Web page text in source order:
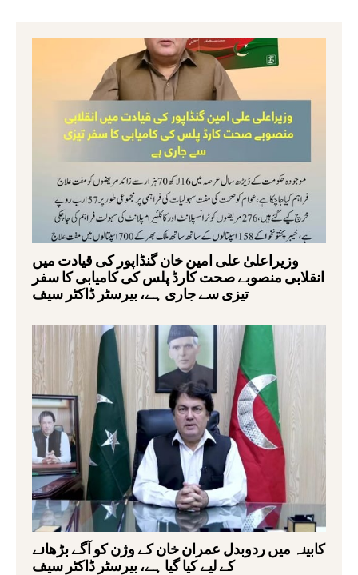
وزیراعلیٰ علی امین خان گنڈاپور کی قیادت میں
انقلابی منصوبے صحت کارڈ پلس کی کامیابی کا سفر
تیزی سے جاری ہے، بیرسٹر ڈاکٹر سیف
کابینہ میں ردوبدل عمران خان کے وژن کو آگے بڑھانے
کے لیے کیا گیا ہے، بیرسٹر ڈاکٹر سیف